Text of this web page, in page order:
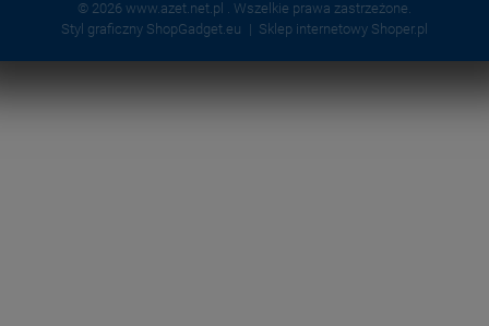
© 2026 www.azet.net.pl . Wszelkie prawa zastrzeżone.
Styl graficzny ShopGadget.eu
Sklep internetowy Shoper.pl